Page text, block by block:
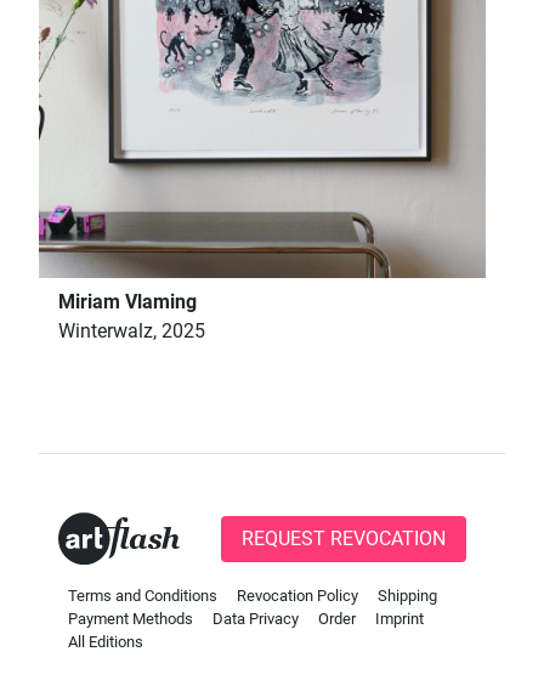
Miriam Vlaming
Winterwalz, 2025
REQUEST REVOCATION
Terms and Conditions Revocation Policy
Shipping
Payment Methods
Data Privacy Order
Imprint
All Editions